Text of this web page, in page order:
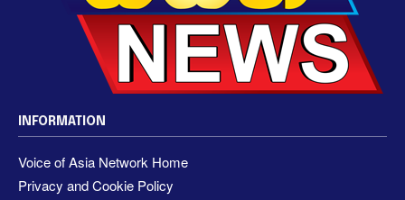
INFORMATION
Voice of Asia Network Home
Privacy and Cookie Policy